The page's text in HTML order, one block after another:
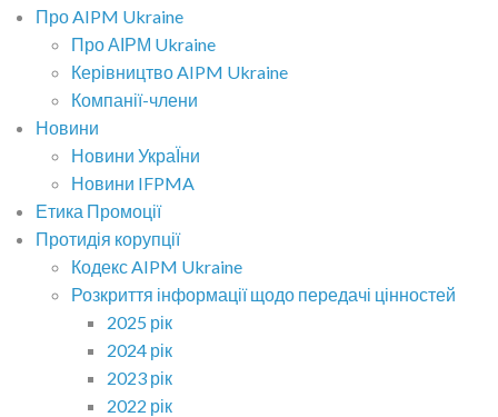
Про AIPM Ukraine
Про АІРМ Ukraine
Керівництво AIPM Ukraine
Компанії-члени
Новини
Новини УкраЇни
Новини IFPMA
Етика Промоції
Протидія корупції
Кодекс AIPM Ukraine
Розкриття інформації щодо передачі цінностей
2025 рік
2024 рік
2023 рік
2022 рік